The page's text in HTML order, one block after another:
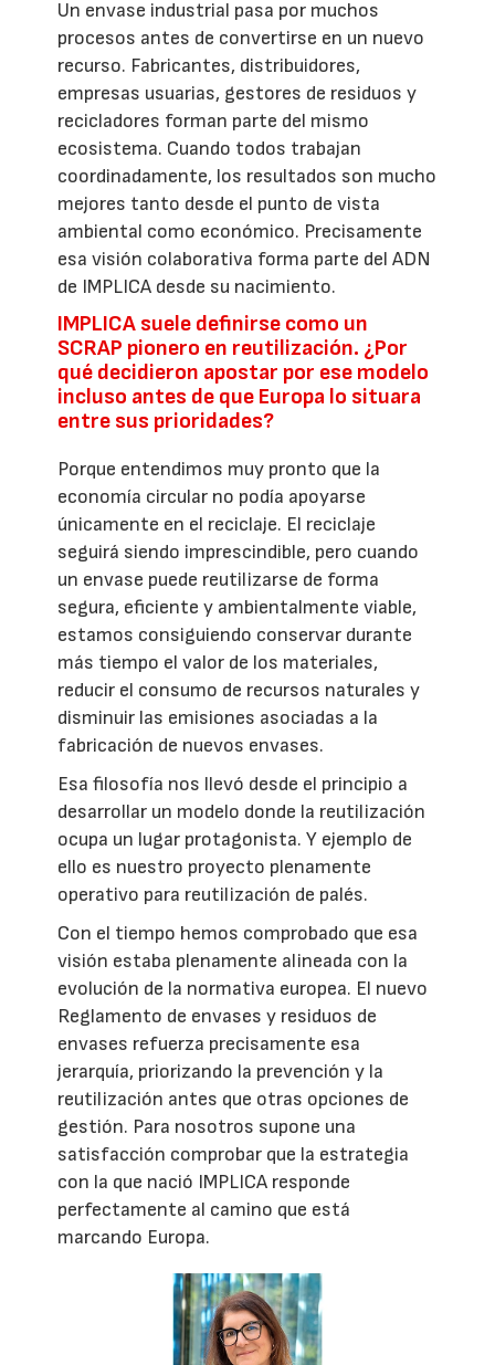
Un envase industrial pasa por muchos
procesos antes de convertirse en un nuevo
recurso. Fabricantes, distribuidores,
empresas usuarias, gestores de residuos y
recicladores forman parte del mismo
ecosistema. Cuando todos trabajan
coordinadamente, los resultados son mucho
mejores tanto desde el punto de vista
ambiental como económico. Precisamente
esa visión colaborativa forma parte del ADN
de IMPLICA desde su nacimiento.
IMPLICA suele definirse como un
SCRAP pionero en reutilización. ¿Por
qué decidieron apostar por ese modelo
incluso antes de que Europa lo situara
entre sus prioridades?
Porque entendimos muy pronto que la
economía circular no podía apoyarse
únicamente en el reciclaje. El reciclaje
seguirá siendo imprescindible, pero cuando
un envase puede reutilizarse de forma
segura, eficiente y ambientalmente viable,
estamos consiguiendo conservar durante
más tiempo el valor de los materiales,
reducir el consumo de recursos naturales y
disminuir las emisiones asociadas a la
fabricación de nuevos envases.
Esa filosofía nos llevó desde el principio a
desarrollar un modelo donde la reutilización
ocupa un lugar protagonista. Y ejemplo de
ello es nuestro proyecto plenamente
operativo para reutilización de palés.
Con el tiempo hemos comprobado que esa
visión estaba plenamente alineada con la
evolución de la normativa europea. El nuevo
Reglamento de envases y residuos de
envases refuerza precisamente esa
jerarquía, priorizando la prevención y la
reutilización antes que otras opciones de
gestión. Para nosotros supone una
satisfacción comprobar que la estrategia
con la que nació IMPLICA responde
perfectamente al camino que está
marcando Europa.